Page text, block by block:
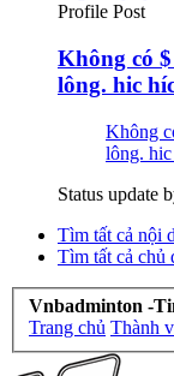
Profile Post
Không có
lông. hic
Không
lông.
Status update
Tìm tất cả nội
Tìm tất cả chủ
Vnbadminton -
Trang chủ Thành